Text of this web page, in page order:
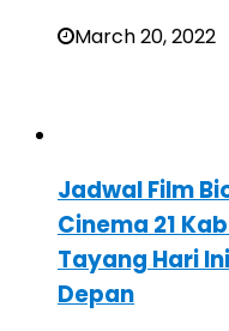
March 20, 2022
Jadwal Film
Cinema 21
Tayang Hari
Depan